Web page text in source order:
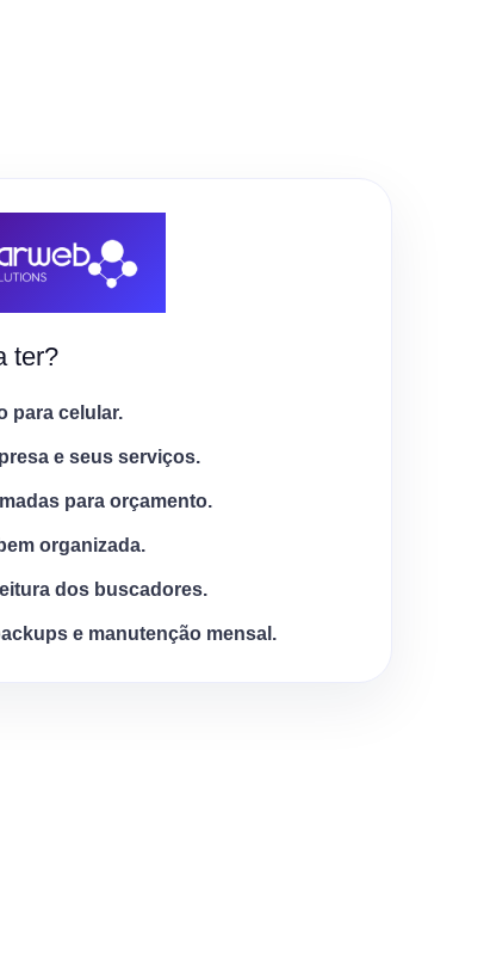
ter?
para celular.
e seus serviços.
para orçamento.
organizada.
dos buscadores.
e manutenção mensal.